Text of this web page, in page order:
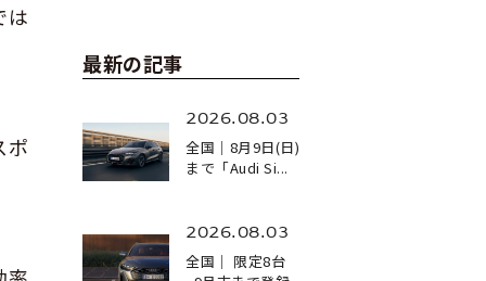
は
ポ
最新の記事
2026.08.03
全国｜8月9日(日)
まで「Audi Si...
2026.08.03
全国｜ 限定8台